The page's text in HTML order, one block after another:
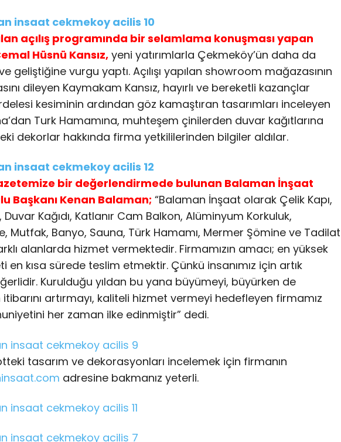
açılış programında bir selamlama konuşması yapan
Hüsnü Kansız, yeni yatırımlarla Çekmeköy’ün daha da
geliştiğine vurgu yaptı. Açılışı yapılan showroom mağazasının
dileyen Kaymakam Kansız, hayırlı ve bereketli kazançlar
kesiminin ardından göz kamaştıran tasarımları inceleyen
Turk Hamamına, muhteşem çinilerden duvar kağıtlarına
dekorlar hakkında firma yetkililerinden bilgiler aldılar.
bir değerlendirmede bulunan Balaman İnşaat
Başkanı Kenan Balaman; “Balaman İnşaat olarak Çelik Kapı,
Kağıdı, Katlanır Cam Balkon, Alüminyum Korkuluk,
Mutfak, Banyo, Sauna, Türk Hamamı, Mermer Şömine ve Tadilat
alanlarda hizmet vermektedir. Firmamızın amacı; en yüksek
en kısa sürede teslim etmektir. Çünkü insanımız için artık
Kurulduğu yıldan bu yana büyümeyi, büyürken de
artırmayı, kaliteli hizmet vermeyi hedefleyen firmamız
her zaman ilke edinmiştir” dedi.
tasarım ve dekorasyonları incelemek için firmanın
adresine bakmanız yeterli.